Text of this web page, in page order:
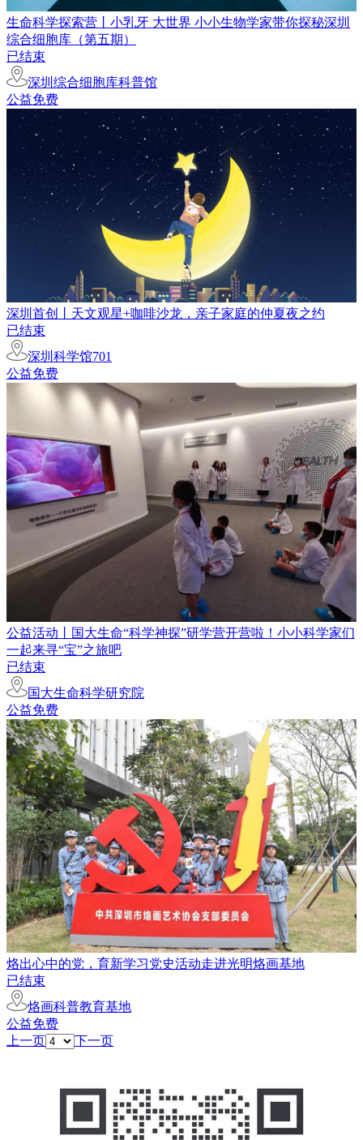
生命科学探索营丨小乳牙 大世界 小小生物学家带你探秘深圳
综合细胞库（第五期）
已结束
深圳综合细胞库科普馆
公益免费
深圳首创丨天文观星+咖啡沙龙，亲子家庭的仲夏夜之约
已结束
深圳科学馆701
公益免费
公益活动丨国大生命“科学神探”研学营开营啦！小小科学家们
一起来寻“宝”之旅吧
已结束
国大生命科学研究院
公益免费
烙出心中的党，育新学习党史活动走进光明烙画基地
已结束
烙画科普教育基地
公益免费
上一页
下一页